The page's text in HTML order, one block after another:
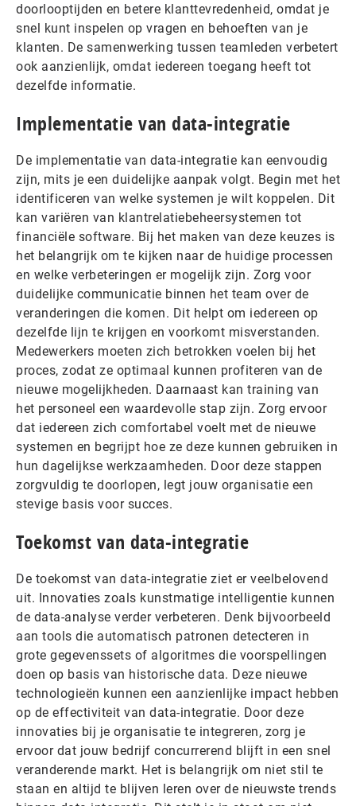
doorlooptijden en betere klanttevredenheid, omdat je
snel kunt inspelen op vragen en behoeften van je
klanten. De samenwerking tussen teamleden verbetert
ook aanzienlijk, omdat iedereen toegang heeft tot
dezelfde informatie.
Implementatie van data-integratie
De implementatie van data-integratie kan eenvoudig
zijn, mits je een duidelijke aanpak volgt. Begin met het
identificeren van welke systemen je wilt koppelen. Dit
kan variëren van klantrelatiebeheersystemen tot
financiële software. Bij het maken van deze keuzes is
het belangrijk om te kijken naar de huidige processen
en welke verbeteringen er mogelijk zijn. Zorg voor
duidelijke communicatie binnen het team over de
veranderingen die komen. Dit helpt om iedereen op
dezelfde lijn te krijgen en voorkomt misverstanden.
Medewerkers moeten zich betrokken voelen bij het
proces, zodat ze optimaal kunnen profiteren van de
nieuwe mogelijkheden. Daarnaast kan training van
het personeel een waardevolle stap zijn. Zorg ervoor
dat iedereen zich comfortabel voelt met de nieuwe
systemen en begrijpt hoe ze deze kunnen gebruiken in
hun dagelijkse werkzaamheden. Door deze stappen
zorgvuldig te doorlopen, legt jouw organisatie een
stevige basis voor succes.
Toekomst van data-integratie
De toekomst van data-integratie ziet er veelbelovend
uit. Innovaties zoals kunstmatige intelligentie kunnen
de data-analyse verder verbeteren. Denk bijvoorbeeld
aan tools die automatisch patronen detecteren in
grote gegevenssets of algoritmes die voorspellingen
doen op basis van historische data. Deze nieuwe
technologieën kunnen een aanzienlijke impact hebben
op de effectiviteit van data-integratie. Door deze
innovaties bij je organisatie te integreren, zorg je
ervoor dat jouw bedrijf concurrerend blijft in een snel
veranderende markt. Het is belangrijk om niet stil te
staan en altijd te blijven leren over de nieuwste trends